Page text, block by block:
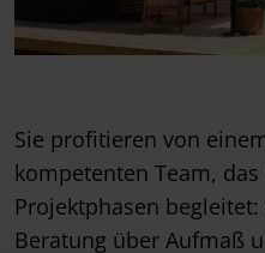
Sie profitieren von
kompetenten Team,
Projektphasen
Beratung über Aufmaß